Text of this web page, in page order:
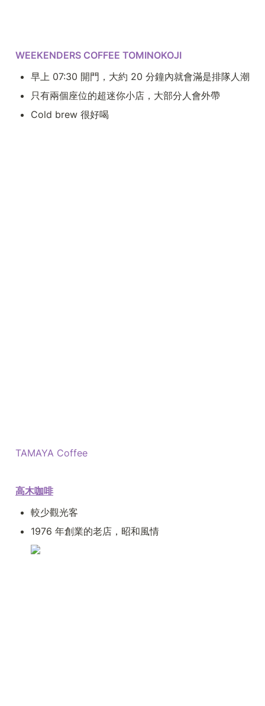
WEEKENDERS COFFEE TOMINOKOJI
早上 07:30 開門，大約 20 分鐘內就會滿是排隊人潮
只有兩個座位的超迷你小店，大部分人會外帶
Cold brew 很好喝
TAMAYA Coffee
高木咖啡
較少觀光客
1976 年創業的老店，昭和風情